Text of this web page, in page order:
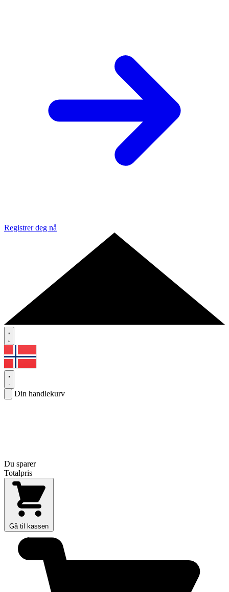
Registrer deg nå
Din handlekurv
Du sparer
Totalpris
Gå til kassen